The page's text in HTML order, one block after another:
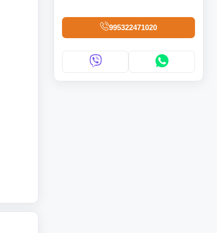
995322471020